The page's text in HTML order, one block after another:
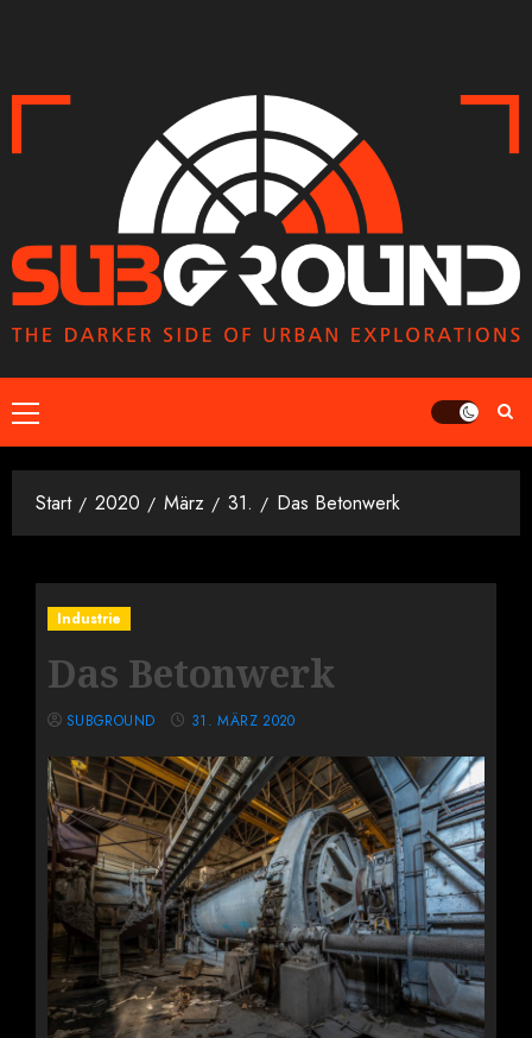
Primäres
Menü
Start 2020 März 31. Das Betonwerk
Industrie
Das Betonwerk
SUBGROUND 31. MÄRZ 2020